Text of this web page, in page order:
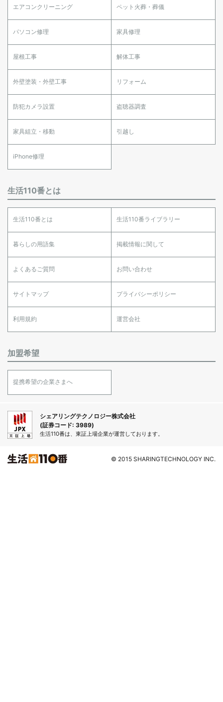
エアコンクリーニング ペット火葬・葬儀
パソコン修理 家具修理
屋根工事 解体工事
外壁塗装・外壁工事 リフォーム
防犯カメラ設置 盗聴器調査
家具組立・移動 引越し
iPhone修理
生活110番とは
生活110番とは 生活110番ライブラリー
暮らしの用語集 掲載情報に関して
よくあるご質問 お問い合わせ
サイトマップ プライバシーポリシー
利用規約 運営会社
加盟希望
提携希望の企業さまへ
シェアリングテクノロジー株式会社
(証券コード: 3989)
生活110番は、東証上場企業が運営しております。
© 2015 SHARINGTECHNOLOGY INC.